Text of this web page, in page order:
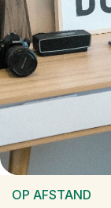
OP AFSTAND